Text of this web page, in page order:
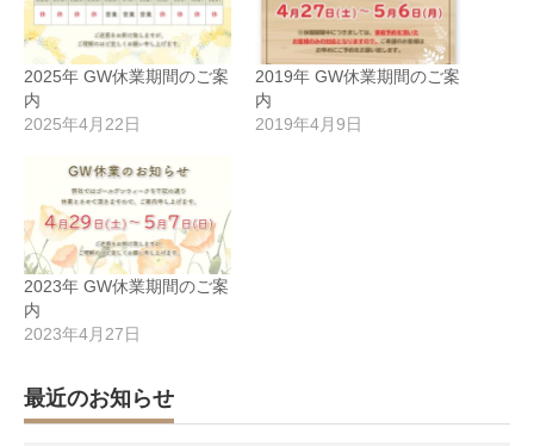
2025年 GW休業期間のご案
内
2025年4月22日
2019年 GW休業期間のご案
内
2019年4月9日
2023年 GW休業期間のご案
内
2023年4月27日
最近のお知らせ